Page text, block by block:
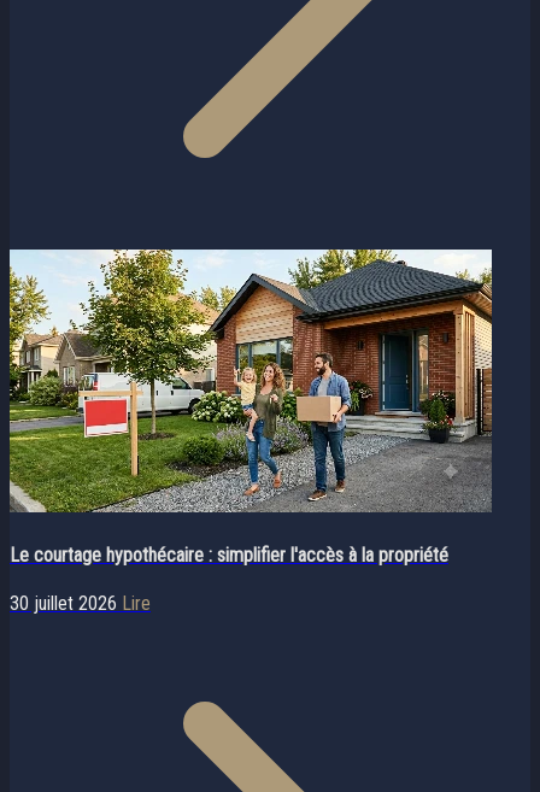
Le courtage hypothécaire : simplifier l'accès à la propriété
30 juillet 2026 Lire